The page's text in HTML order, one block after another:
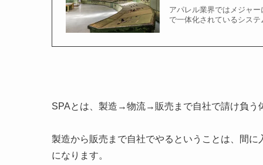
アパレル業界ではメジャ
で一体化されているシス
SPAとは、製造→物流→販売まで自社で請け負う
製造から販売まで自社でやるということは、間
になります。